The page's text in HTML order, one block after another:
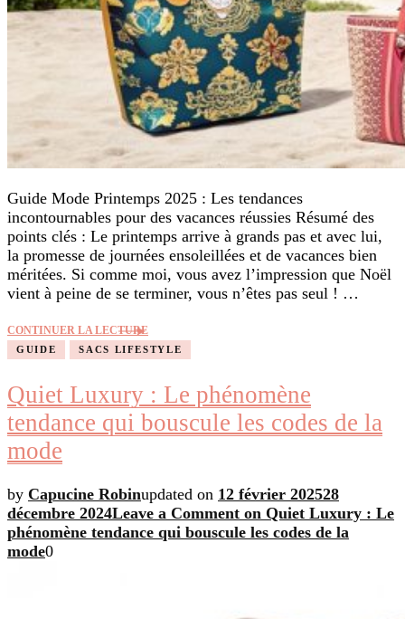
Guide Mode Printemps 2025 : Les tendances
incontournables pour des vacances réussies Résumé des
points clés : Le printemps arrive à grands pas et avec lui,
la promesse de journées ensoleillées et de vacances bien
méritées. Si comme moi, vous avez l’impression que Noël
vient à peine de se terminer, vous n’êtes pas seul ! …
CONTINUER LA LECTURE
GUIDE SACS LIFESTYLE
Quiet Luxury : Le phénomène
tendance qui bouscule les codes de la
mode
by Capucine Robinupdated on 12 février 202528
décembre 2024Leave a Comment on Quiet Luxury : Le
phénomène tendance qui bouscule les codes de la
mode0